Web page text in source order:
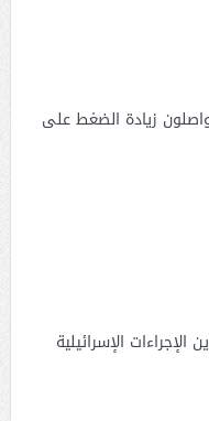
زيادة الضغط على
الإجراءات الإسرائيلية